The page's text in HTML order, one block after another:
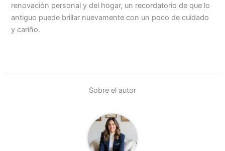
renovación personal y del hogar, un recordatorio de que lo
antiguo puede brillar nuevamente con un poco de cuidado
y cariño.
Sobre el autor